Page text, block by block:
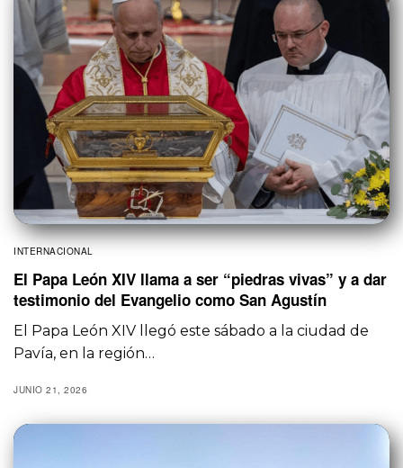
INTERNACIONAL
El Papa León XIV llama a ser “piedras vivas” y a dar
testimonio del Evangelio como San Agustín
El Papa León XIV llegó este sábado a la ciudad de
Pavía, en la región…
JUNIO 21, 2026